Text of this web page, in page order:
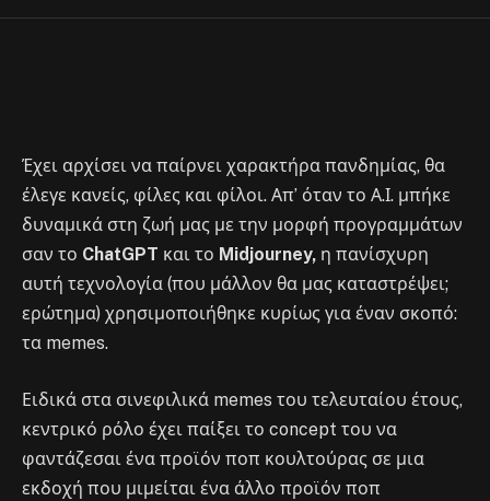
Έχει αρχίσει να παίρνει χαρακτήρα πανδημίας, θα
έλεγε κανείς, φίλες και φίλοι. Απ’ όταν το Α.Ι. μπήκε
δυναμικά στη ζωή μας με την μορφή προγραμμάτων
σαν το ChatGPT και το Midjourney, η πανίσχυρη
αυτή τεχνολογία (που μάλλον θα μας καταστρέψει;
ερώτημα) χρησιμοποιήθηκε κυρίως για έναν σκοπό:
τα memes.
Ειδικά στα σινεφιλικά memes του τελευταίου έτους,
κεντρικό ρόλο έχει παίξει το concept του να
φαντάζεσαι ένα προϊόν ποπ κουλτούρας σε μια
εκδοχή που μιμείται ένα άλλο προϊόν ποπ